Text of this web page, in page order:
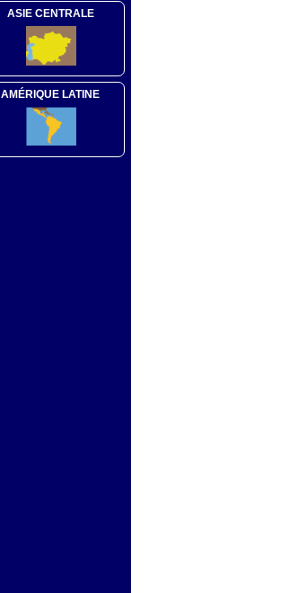
ASIE CENTRALE
AMÉRIQUE LATINE